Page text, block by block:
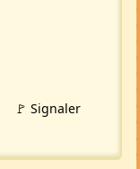
🚩 Signaler